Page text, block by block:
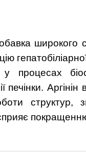
широкого
печінки.
структур,